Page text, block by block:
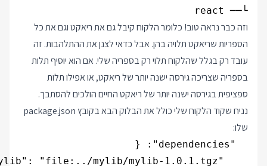
└── react
וזה כבר נראה טוב! כלומר הלקוח קיבל גם את ריאקט וגם את כל
הספריות שריאקט תלויה בהן. אבל כדאי לצנן את ההתלהבות. זה
עובד רק בגלל שהלקוח תלוי רק בספריה שלי. אם הוא יוסיף תלות
בספריה שצריכה גירסה ישנה יותר של ריאקט, או אפילו תלות
ספציפית בגירסה ישנה יותר של ריאקט החיים הולכים להסתבך.
נניח שקוד הלקוח שלי כולל את הבלוק הבא בקובץ package.json
שלו: